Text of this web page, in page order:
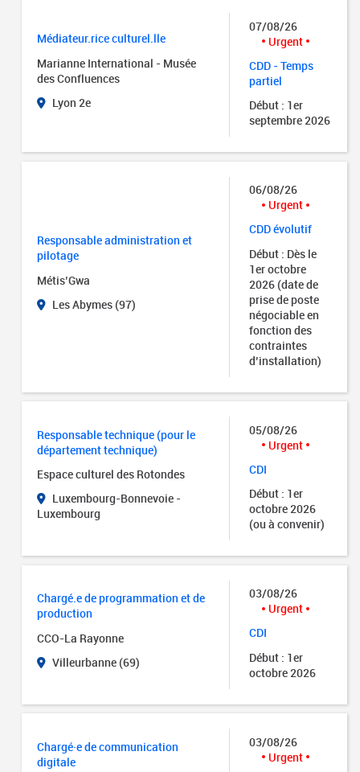
Médiateur.rice culturel.lle
Marianne International - Musée
des Confluences
Lyon 2e
07/08/26
Urgent
CDD - Temps
partiel
Début : 1er
septembre 2026
Responsable administration et
pilotage
Métis’Gwa
Les Abymes (97)
06/08/26
Urgent
CDD évolutif
Début : Dès le
1er octobre
2026 (date de
prise de poste
négociable en
fonction des
contraintes
d’installation)
Responsable technique (pour le
département technique)
Espace culturel des Rotondes
Luxembourg-Bonnevoie -
Luxembourg
05/08/26
Urgent
CDI
Début : 1er
octobre 2026
(ou à convenir)
Chargé.e de programmation et de
production
CCO-La Rayonne
Villeurbanne (69)
03/08/26
Urgent
CDI
Début : 1er
octobre 2026
Chargé·e de communication
digitale
03/08/26
Urgent